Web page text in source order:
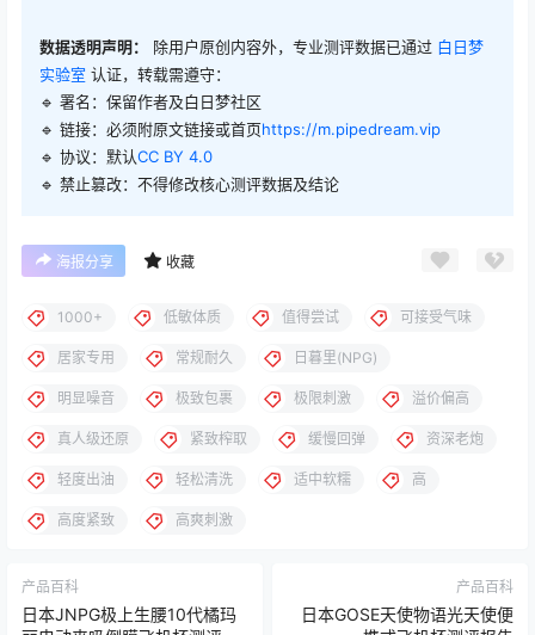
数据透明声明： 除用户原创内容外，专业测评数据已通过 白日梦
实验室 认证，转载需遵守：
🔹 署名：保留作者及白日梦社区
🔹 链接：必须附原文链接或首页https://m.pipedream.vip
🔹 协议：默认CC BY 4.0
🔹 禁止篡改：不得修改核心测评数据及结论
海报分享 收藏
1000+ 低敏体质 值得尝试 可接受气味
居家专用 常规耐久 日暮里(NPG)
明显噪音 极致包裹 极限刺激 溢价偏高
真人级还原 紧致榨取 缓慢回弹 资深老炮
轻度出油 轻松清洗 适中软糯 高
高度紧致 高爽刺激
产品百科
日本JNPG极上生腰10代橘玛
产品百科
日本GOSE天使物语光天使便